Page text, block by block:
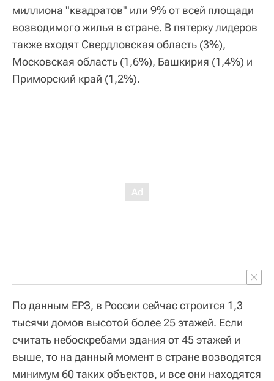
миллиона "квадратов" или 9% от всей площади
возводимого жилья в стране. В пятерку лидеров
также входят Свердловская область (3%),
Московская область (1,6%), Башкирия (1,4%) и
Приморский край (1,2%).
По данным ЕРЗ, в России сейчас строится 1,3
тысячи домов высотой более 25 этажей. Если
считать небоскребами здания от 45 этажей и
выше, то на данный момент в стране возводятся
минимум 60 таких объектов, и все они находятся